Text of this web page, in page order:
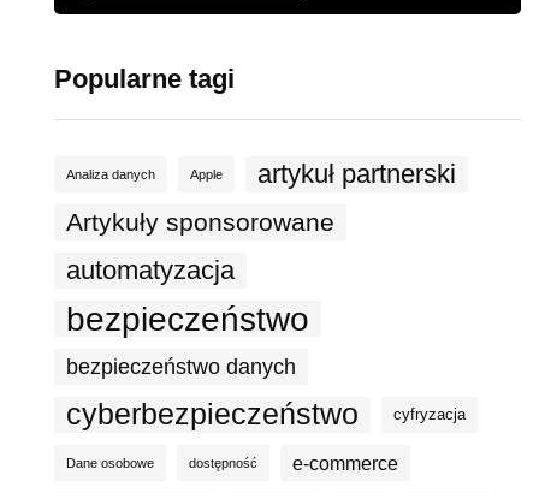
Popularne tagi
Analiza danych Apple artykuł partnerski
Artykuły sponsorowane
automatyzacja
bezpieczeństwo
bezpieczeństwo danych
cyberbezpieczeństwo cyfryzacja
Dane osobowe dostępność e-commerce